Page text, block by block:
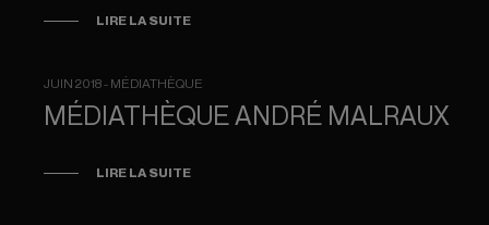
LIRE LA SUITE
JUIN 2018 - MÉDIATHÈQUE
MÉDIATHÈQUE ANDRÉ MALRAUX
LIRE LA SUITE